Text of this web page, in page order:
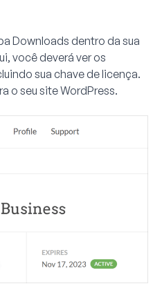
Downloads dentro da sua
você deverá ver os
sua chave de licença.
o seu site WordPress.